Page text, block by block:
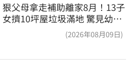
狠父母拿走補助離家8月！13子
女擠10坪屋垃圾滿地 驚見幼童
(2026年08月09日)